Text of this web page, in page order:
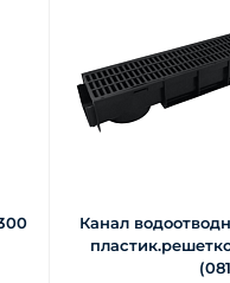
Канал